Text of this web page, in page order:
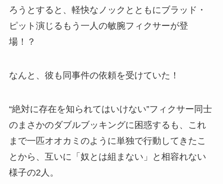
ろうとすると、軽快なノックとともにブラッド・
ピット演じるもう一人の敏腕フィクサーが登
場！？
なんと、彼も同事件の依頼を受けていた！
“絶対に存在を知られてはいけない”フィクサー同士
のまさかのダブルブッキングに困惑するも、これ
まで一匹オオカミのように単独で行動してきたこ
とから、互いに「奴とは組まない」と相容れない
様子の2人。